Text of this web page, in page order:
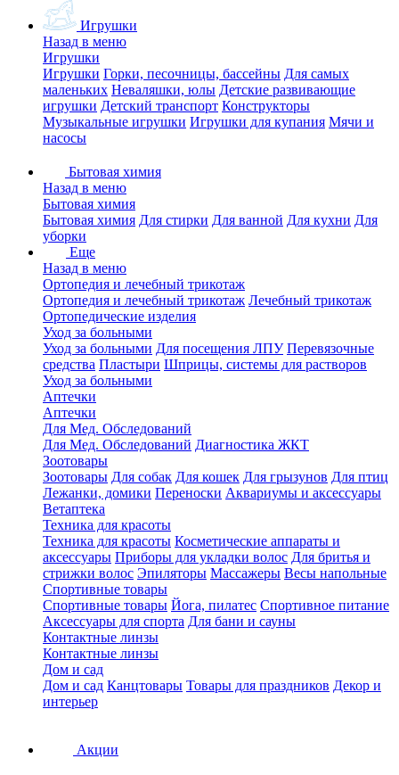
Игрушки
Назад в меню
Игрушки
Игрушки Горки, песочницы, бассейны Для самых
маленьких Неваляшки, юлы Детские развивающие
игрушки Детский транспорт Конструкторы
Музыкальные игрушки Игрушки для купания Мячи и
насосы
Бытовая химия
Назад в меню
Бытовая химия
Бытовая химия Для стирки Для ванной Для кухни Для
уборки
Еще
Назад в меню
Ортопедия и лечебный трикотаж
Ортопедия и лечебный трикотаж Лечебный трикотаж
Ортопедические изделия
Уход за больными
Уход за больными Для посещения ЛПУ Перевязочные
средства Пластыри Шприцы, системы для растворов
Уход за больными
Аптечки
Аптечки
Для Мед. Обследований
Для Мед. Обследований Диагностика ЖКТ
Зоотовары
Зоотовары Для собак Для кошек Для грызунов Для птиц
Лежанки, домики Переноски Аквариумы и аксессуары
Ветаптека
Техника для красоты
Техника для красоты Косметические аппараты и
аксессуары Приборы для укладки волос Для бритья и
стрижки волос Эпиляторы Массажеры Весы напольные
Спортивные товары
Спортивные товары Йога, пилатес Спортивное питание
Аксессуары для спорта Для бани и сауны
Контактные линзы
Контактные линзы
Дом и сад
Дом и сад Канцтовары Товары для праздников Декор и
интерьер
Акции